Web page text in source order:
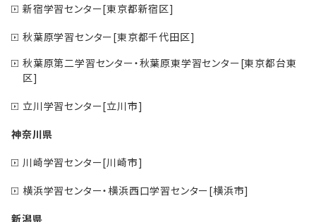
新宿学習センター[東京都新宿区]
秋葉原学習センター[東京都千代田区]
秋葉原第二学習センター・秋葉原東学習センター[東京都台東
区]
立川学習センター[立川市]
神奈川県
川崎学習センター[川崎市]
横浜学習センター・横浜西口学習センター[横浜市]
新潟県